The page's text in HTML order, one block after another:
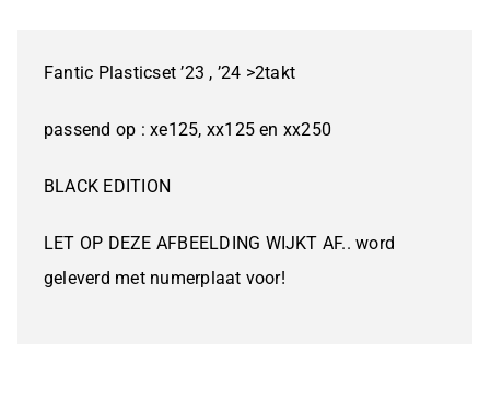
2takt
Cross
Edition
Fantic Plasticset ’23 , ’24 >2takt
passend op : xe125, xx125 en xx250
BLACK EDITION
LET OP DEZE AFBEELDING WIJKT AF.. word
geleverd met numerplaat voor!